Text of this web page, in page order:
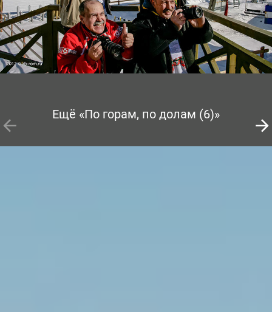
Ещё «По горам, по долам (6)»